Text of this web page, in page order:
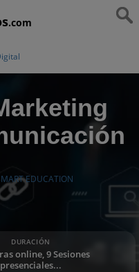
.com
EDUCATION
DURACIÓN
online, 9 Sesiones
presenciales...